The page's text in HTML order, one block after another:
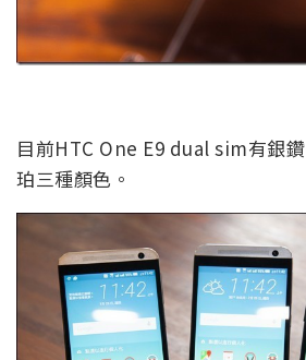
目前HTC One E9 dual sim有銀
珀三種顏色。